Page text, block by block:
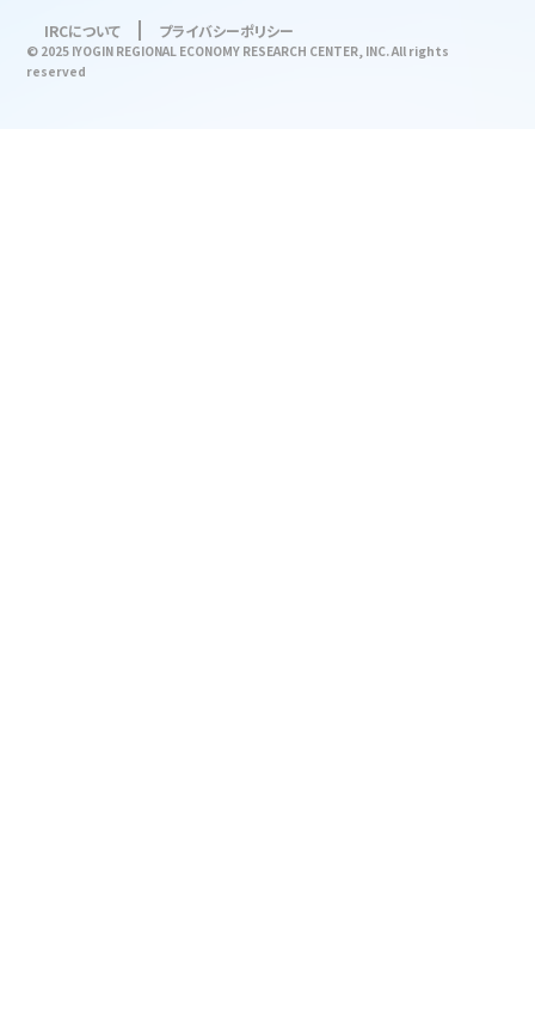
IRCについて プライバシーポリシー
© 2025 IYOGIN REGIONAL ECONOMY RESEARCH CENTER, INC. All rights
reserved